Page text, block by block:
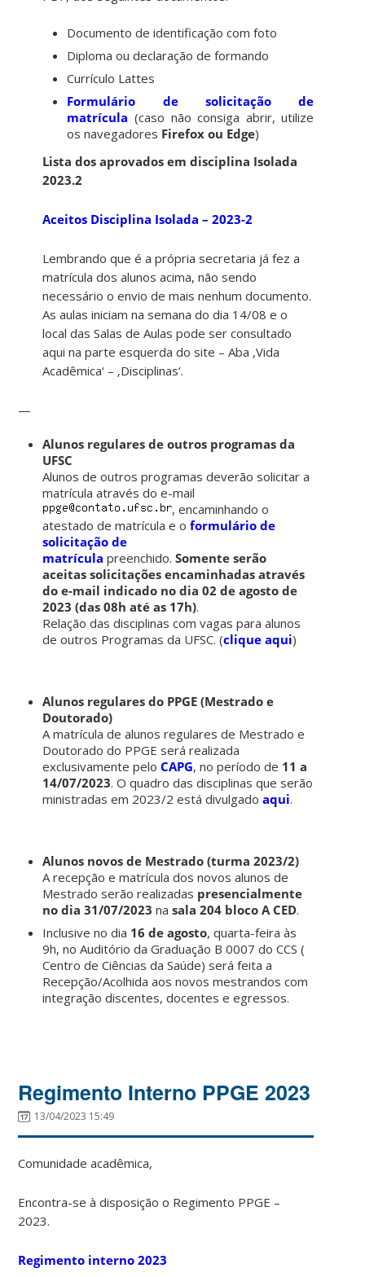
Documento de identificação com foto
Diploma ou declaração de formando
Currículo Lattes
Formulário de solicitação de
matrícula (caso não consiga abrir, utilize
os navegadores Firefox ou Edge)
Lista dos aprovados em disciplina Isolada
2023.2
Aceitos Disciplina Isolada – 2023-2
Lembrando que é a própria secretaria já fez a
matrícula dos alunos acima, não sendo
necessário o envio de mais nenhum documento.
As aulas iniciam na semana do dia 14/08 e o
local das Salas de Aulas pode ser consultado
aqui na parte esquerda do site – Aba ‚Vida
Acadêmica‘ – ‚Disciplinas‘.
—
Alunos regulares de outros programas da
UFSC
Alunos de outros programas deverão solicitar a
matrícula através do e-mail
, encaminhando o
atestado de matrícula e oformulário de
solicitação de
matrícula preenchido.Somente serão
aceitas solicitações encaminhadas através
do e-mail indicado no dia 02 de agosto de
2023 (das 08h até as 17h).
Relação das disciplinas com vagas para alunos
de outros Programas da UFSC. (clique aqui)
Alunos regulares do PPGE (Mestrado e
Doutorado)
A matrícula de alunos regulares de Mestrado e
Doutorado do PPGE será realizada
exclusivamente peloCAPG, no período de 11 a
14/07/2023. O quadro das disciplinas que serão
ministradas em 2023/2 está divulgadoaqui.
Alunos novos de Mestrado (turma 2023/2)
A recepção e matrícula dos novos alunos de
Mestrado serão realizadas presencialmente
no dia 31/07/2023 nasala 204 bloco A CED.
Inclusive no dia 16 de agosto, quarta-feira às
9h, no Auditório da Graduação B 0007 do CCS (
Centro de Ciências da Saúde) será feita a
Recepção/Acolhida aos novos mestrandos com
integração discentes, docentes e egressos.
Regimento Interno PPGE 2023
13/04/2023 15:49
Comunidade acadêmica,
Encontra-se à disposição o Regimento PPGE –
2023.
Regimento interno 2023